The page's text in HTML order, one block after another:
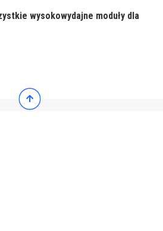
wysokowydajne moduły dla